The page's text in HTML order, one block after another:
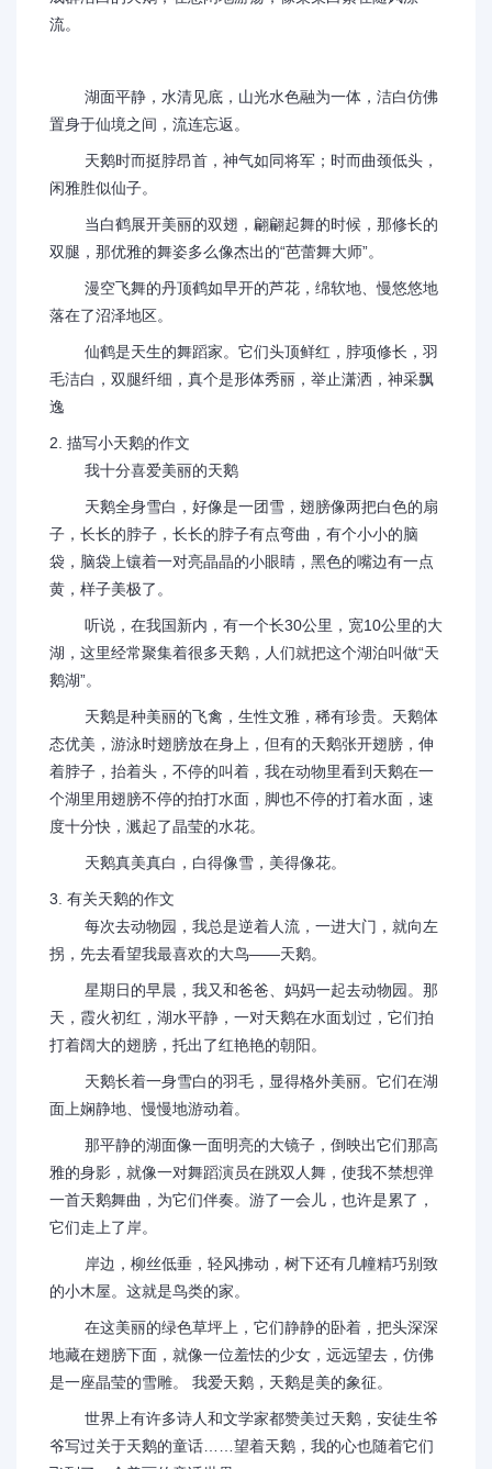
流。
湖面平静，水清见底，山光水色融为一体，洁白仿佛
置身于仙境之间，流连忘返。
天鹅时而挺脖昂首，神气如同将军；时而曲颈低头，
闲雅胜似仙子。
当白鹤展开美丽的双翅，翩翩起舞的时候，那修长的
双腿，那优雅的舞姿多么像杰出的“芭蕾舞大师”。
漫空飞舞的丹顶鹤如早开的芦花，绵软地、慢悠悠地
落在了沼泽地区。
仙鹤是天生的舞蹈家。它们头顶鲜红，脖项修长，羽
毛洁白，双腿纤细，真个是形体秀丽，举止潇洒，神采飘
逸
2. 描写小天鹅的作文
我十分喜爱美丽的天鹅
天鹅全身雪白，好像是一团雪，翅膀像两把白色的扇
子，长长的脖子，长长的脖子有点弯曲，有个小小的脑
袋，脑袋上镶着一对亮晶晶的小眼睛，黑色的嘴边有一点
黄，样子美极了。
听说，在我国新内，有一个长30公里，宽10公里的大
湖，这里经常聚集着很多天鹅，人们就把这个湖泊叫做“天
鹅湖”。
天鹅是种美丽的飞禽，生性文雅，稀有珍贵。天鹅体
态优美，游泳时翅膀放在身上，但有的天鹅张开翅膀，伸
着脖子，抬着头，不停的叫着，我在动物里看到天鹅在一
个湖里用翅膀不停的拍打水面，脚也不停的打着水面，速
度十分快，溅起了晶莹的水花。
天鹅真美真白，白得像雪，美得像花。
3. 有关天鹅的作文
每次去动物园，我总是逆着人流，一进大门，就向左
拐，先去看望我最喜欢的大鸟——天鹅。
星期日的早晨，我又和爸爸、妈妈一起去动物园。那
天，霞火初红，湖水平静，一对天鹅在水面划过，它们拍
打着阔大的翅膀，托出了红艳艳的朝阳。
天鹅长着一身雪白的羽毛，显得格外美丽。它们在湖
面上娴静地、慢慢地游动着。
那平静的湖面像一面明亮的大镜子，倒映出它们那高
雅的身影，就像一对舞蹈演员在跳双人舞，使我不禁想弹
一首天鹅舞曲，为它们伴奏。游了一会儿，也许是累了，
它们走上了岸。
岸边，柳丝低垂，轻风拂动，树下还有几幢精巧别致
的小木屋。这就是鸟类的家。
在这美丽的绿色草坪上，它们静静的卧着，把头深深
地藏在翅膀下面，就像一位羞怯的少女，远远望去，仿佛
是一座晶莹的雪雕。 我爱天鹅，天鹅是美的象征。
世界上有许多诗人和文学家都赞美过天鹅，安徒生爷
爷写过关于天鹅的童话……望着天鹅，我的心也随着它们